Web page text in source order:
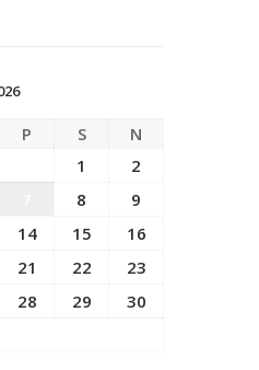
P S
N
1
2
8
9
14 15
16
21 22
23
28 29
30